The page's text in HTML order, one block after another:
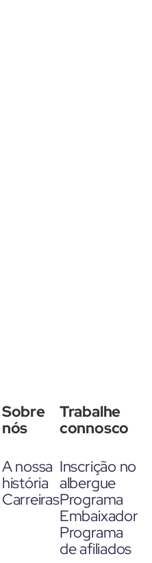
Sobre
nós
A nossa
história
Carreiras
Trabalhe
connosco
Inscrição no
albergue
Programa
Embaixador
Programa
de afiliados